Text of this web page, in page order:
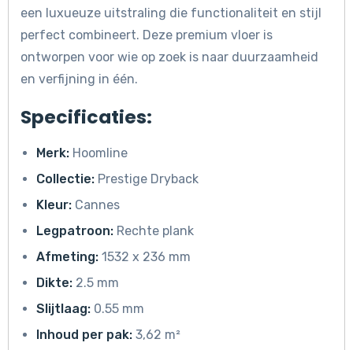
een luxueuze uitstraling die functionaliteit en stijl
perfect combineert. Deze premium vloer is
ontworpen voor wie op zoek is naar duurzaamheid
en verfijning in één.
Specificaties:
Merk: Hoomline
Collectie: Prestige Dryback
Kleur: Cannes
Legpatroon: Rechte plank
Afmeting: 1532 x 236 mm
Dikte: 2.5 mm
Slijtlaag: 0.55 mm
Inhoud per pak: 3,62 m²